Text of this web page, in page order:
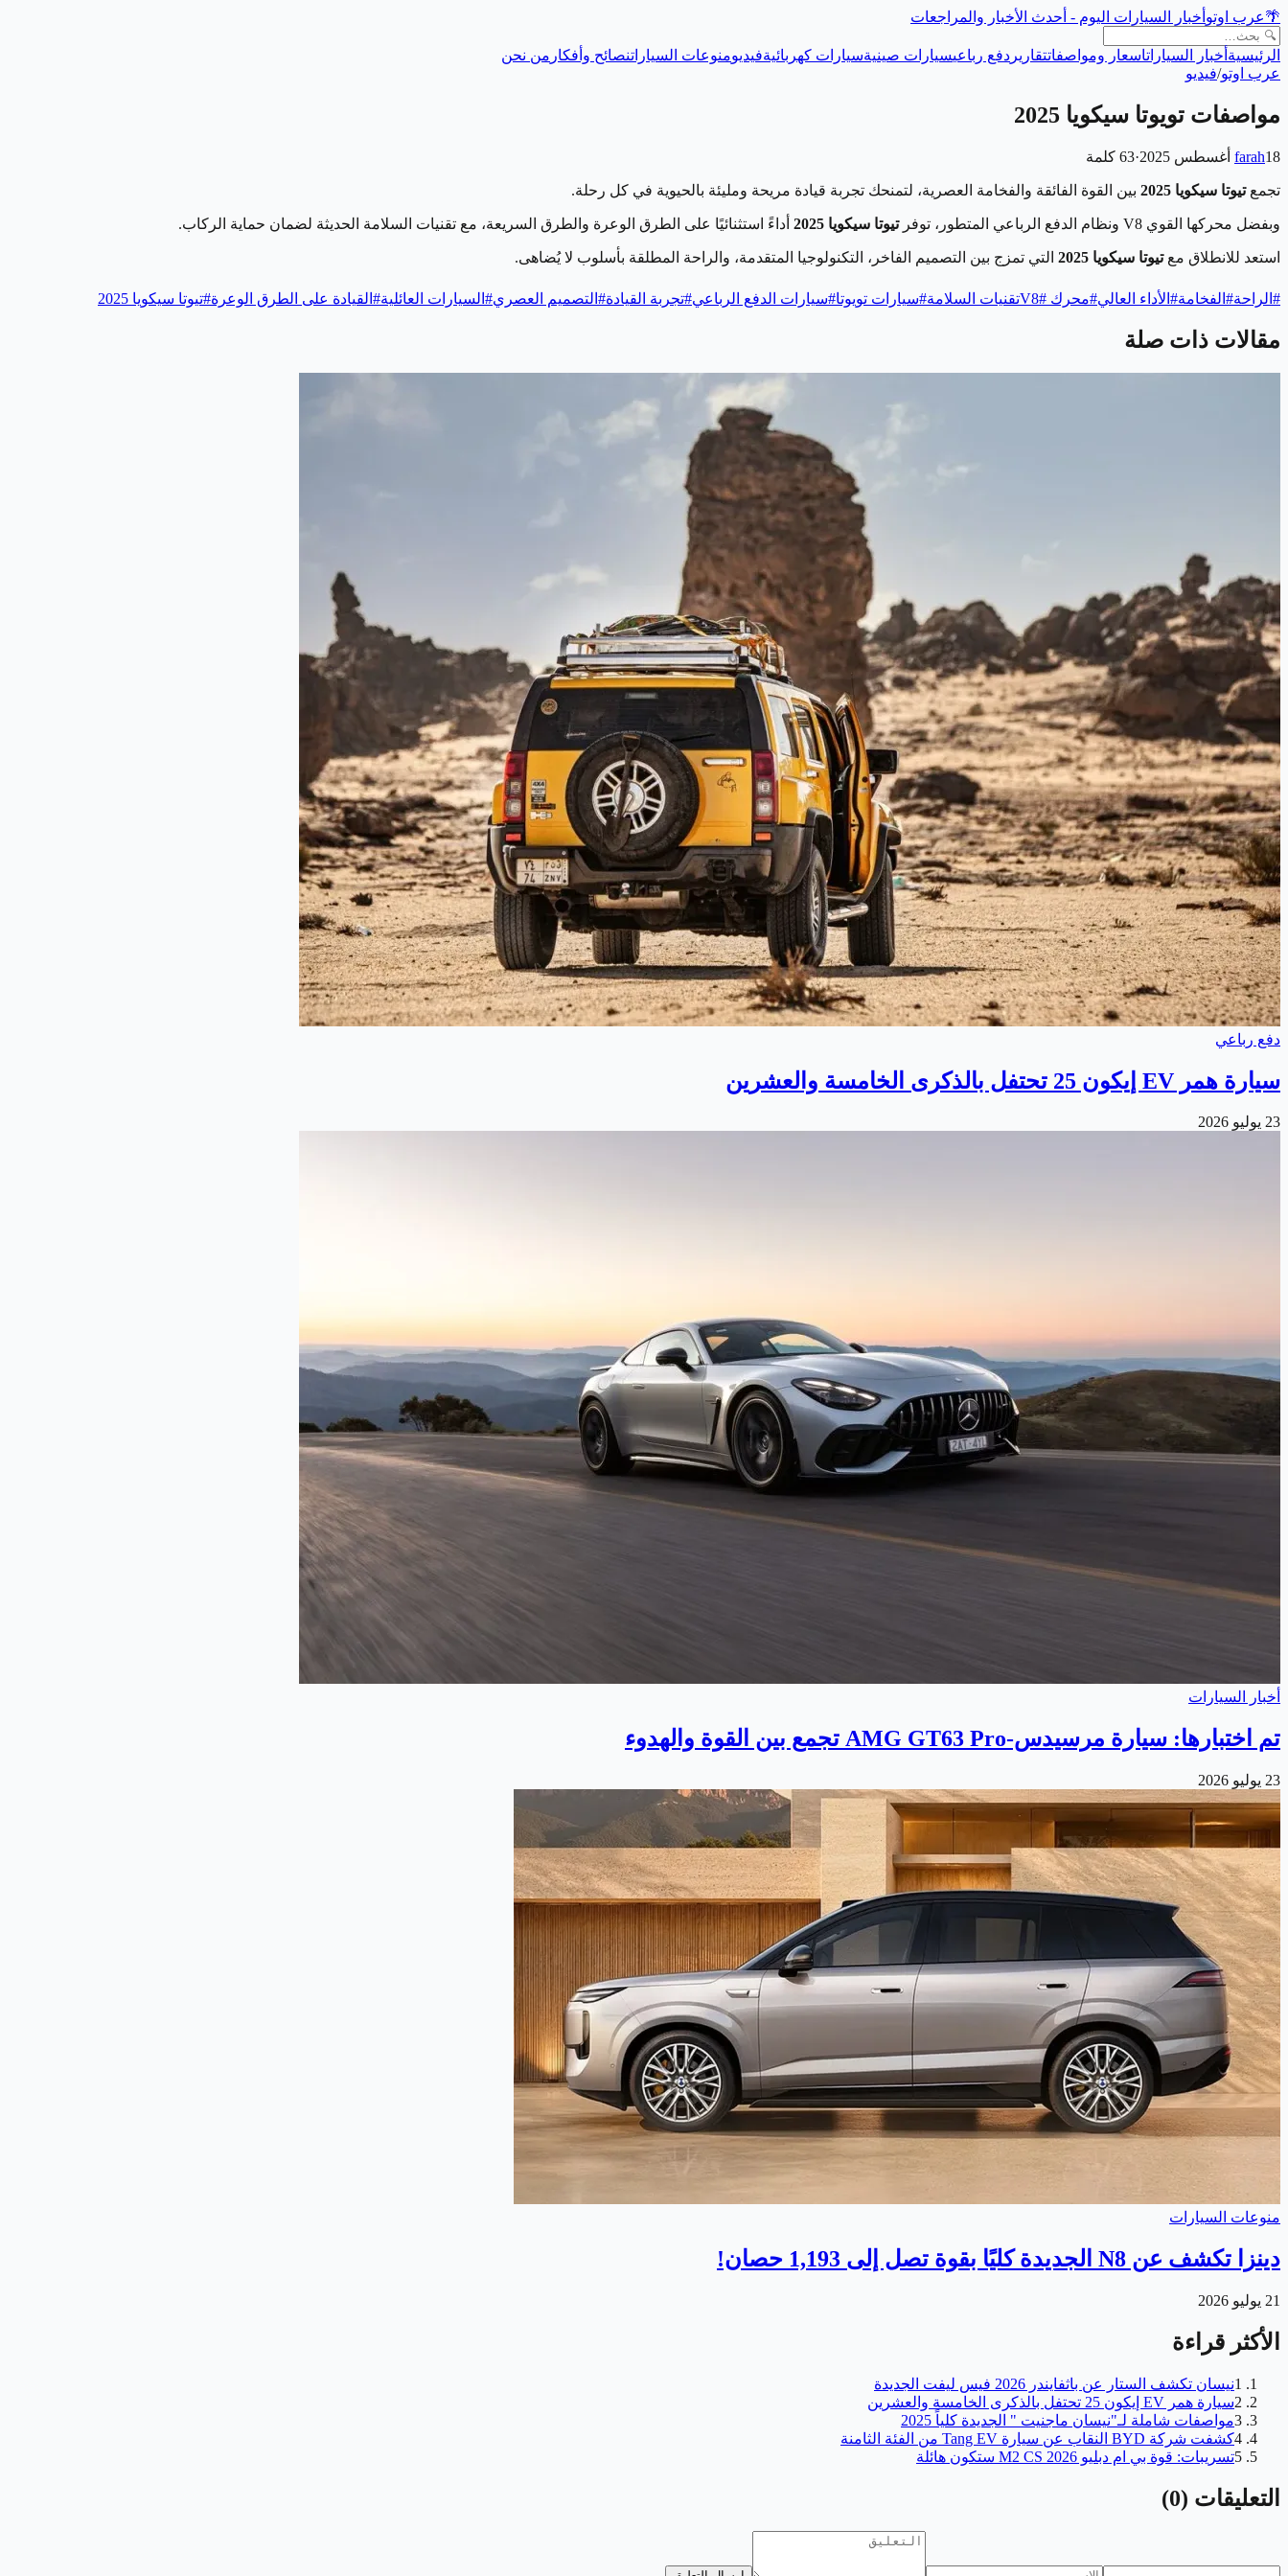
🌴عرب اوتو أخبار السيارات اليوم - أحدث الأخبار والمراجعات
الرئيسية أخبار السياراتاسعار ومواصفاتتقارير دفع رباعيسيارات صينيةسيارات كهربائيةفيديومنوعات السياراتنصائح وأفكار من نحن
عرب اوتو/فيديو
مواصفات تويوتا سيكويا 2025
farah18 أغسطس 2025 ·
63 كلمة
تجمعتيوتا سيكويا 2025 بين القوة الفائقة والفخامة العصرية، لتمنحك تجربة قيادة مريحة ومليئة بالحيوية في كل رحلة.
وبفضل محركها القوي V8 ونظام الدفع الرباعي المتطور، توفر تيوتا سيكويا 2025 أداءً استثنائيًا على الطرق الوعرة والطرق السريعة، مع تقنيات السلامة الحديثة لضمان حماية الركاب.
استعد للانطلاق معتيوتا سيكويا 2025 التي تمزج بين التصميم الفاخر، التكنولوجيا المتقدمة، والراحة المطلقة بأسلوب لا يُضاهى.
# الراحة# الفخامة# الأداء العالي#محرك V8 # تقنيات السلامة#سيارات تويوتا#سيارات الدفع الرباعي#تجربة القيادة# التصميم العصري# السيارات العائلية# القيادة على الطرق الوعرة#تيوتا سيكويا 2025
مقالات ذات صلة
دفع رباعي
سيارة همر EV إيكون 25 تحتفل بالذكرى الخامسة والعشرين
23 يوليو 2026
أخبار السيارات
تم اختبارها: سيارة مرسيدس-AMG GT63 Pro تجمع بين القوة والهدوء
23 يوليو 2026
منوعات السيارات
دينزا تكشف عن N8 الجديدة كليًا بقوة تصل إلى 1,193 حصان!
21 يوليو 2026
الأكثر قراءة
1نيسان تكشف الستار عن باثفايندر 2026 فيس ليفت الجديدة
2سيارة همر EV إيكون 25 تحتفل بالذكرى الخامسة والعشرين
3مواصفات شاملة لـ"نيسان ماجنيت " الجديدة كلياً 2025
4كشفت شركة BYD النقاب عن سيارة Tang EV من الفئة الثامنة
5تسريبات: قوة بي ام دبليو M2 CS 2026 ستكون هائلة
التعليقات (
0
)